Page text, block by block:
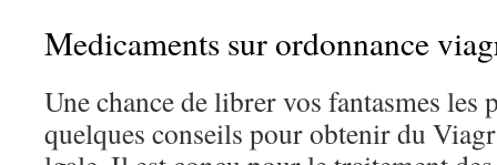
Medicaments sur ordonnance
Une chance de librer vos fantasmes les
quelques conseils pour obtenir du